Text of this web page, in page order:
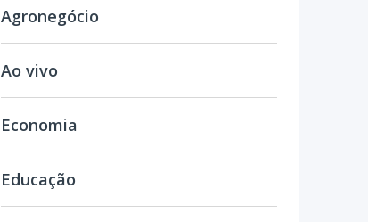
Agronegócio
Ao vivo
Economia
Educação